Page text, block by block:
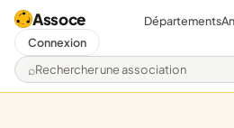
Assoce
Rechercher une association
Départements
Connexion